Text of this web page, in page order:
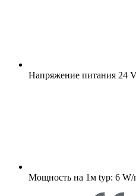
Напряжение питания 24
Мощность на 1м typ: 6 W/